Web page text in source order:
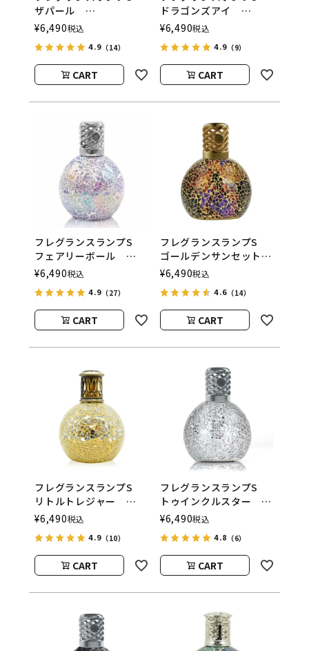
ザパール
ASHLEIGH&BURWOOD
（アシュレイアンドバー
ウッド）
¥6,490税込
4.9 （14）
CART
ドラゴンズアイ
ASHLEIGH&BURWOOD
（アシュレイアンドバー
ウッド）
¥6,490税込
4.9（9）
CART
フレグランスランプS
フェアリーボール
ASHLEIGH&BURWOOD
（アシュレイアンドバー
ウッド）
¥6,490税込
4.9 （27）
CART
フレグランスランプS
ゴールデンサンセット
ASHLEIGH&BURWOOD
（アシュレイアンドバー
ウッド）
¥6,490税込
4.6（14）
CART
フレグランスランプS
リトルトレジャー
ASHLEIGH&BURWOOD
（アシュレイアンドバー
ウッド）
¥6,490税込
4.9 （10）
CART
フレグランスランプS
トゥインクルスター
ASHLEIGH&BURWOOD
（アシュレイアンドバー
ウッド）
¥6,490税込
4.8 （6）
CART